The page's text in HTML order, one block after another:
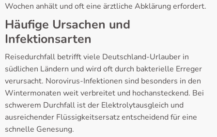
Wochen anhält und oft eine ärztliche Abklärung erfordert.
Häufige Ursachen und
Infektionsarten
Reisedurchfall betrifft viele Deutschland-Urlauber in
südlichen Ländern und wird oft durch bakterielle Erreger
verursacht. Norovirus-Infektionen sind besonders in den
Wintermonaten weit verbreitet und hochansteckend. Bei
schwerem Durchfall ist der Elektrolytausgleich und
ausreichender Flüssigkeitsersatz entscheidend für eine
schnelle Genesung.